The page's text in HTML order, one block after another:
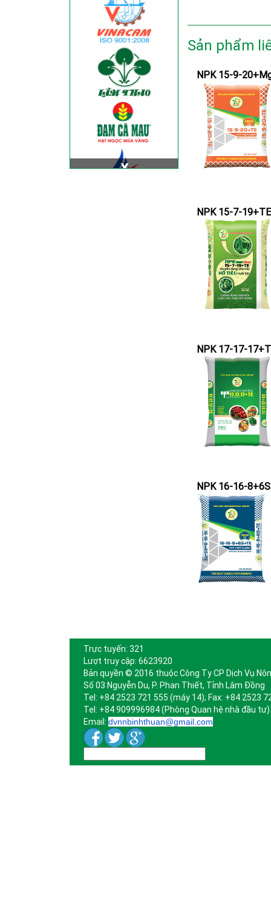
Sản phẩm
NPK 15-9-
NPK 15-7-19+TE
NPK 17-17-
NPK 16-16-
Trực tuyến: 321
Lượt truy cập: 6623920
Bản quyền © 2016 thuộc Công Ty CP Dịch Vụ
Số 03 Nguyễn Du, P. Phan Thiết, Tỉnh Lâm Đồng
Tel: +84 2523 721 555 (máy 14); Fax: +84 2523
Tel: +84 909996984 (Phòng Quan hệ nhà đầu tư)
Email: dvnnbinhthuan@gmail.com